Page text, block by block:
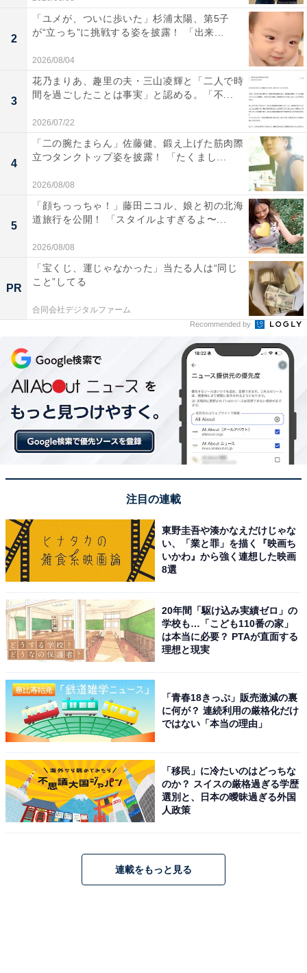
2
「ユメが、ついに歩いた」杉浦太陽、第5子
が“立っち”に挑戦する姿を披露！ 「出来...
2026/08/04
3
花乃まりあ、趣里の夫・三山凌輝と「二人で時
間を過ごしたことは事実」と認める。「不...
2026/07/22
4
「二の腕たまらん」佐藤健、鍛え上げた筋肉際
立つタンクトップ姿を披露！ 「たくまし...
2026/08/08
5
「顔ちっっちゃ！」藤田ニコル、娘と初の北海
道旅行を公開！ 「スタイルよすぎるよ〜...
2026/08/08
PR
「宝くじ、運じゃなかった」当たる人は“同じ
こと”してる
合同会社デジタルファーム
Recommended by
注目の連載
東野圭吾や湊かなえだけじゃな
い、「業と罪」を描く『映画ち
いかわ』から強く連想した映画
8選
20年間「駆け込み実績ゼロ」の
学校も…「こども110番の家」
は本当に必要？ PTAが直面する
理想と現実
「青春18きっぷ」販売激減の裏
に何が？ 連続利用の厳格化だけ
ではない「本当の理由」
「移民」に冷たいのはどっちな
のか？ スイスの厳格過ぎる学歴
選別と、日本の曖昧過ぎる外国
人政策
連載をもっと見る